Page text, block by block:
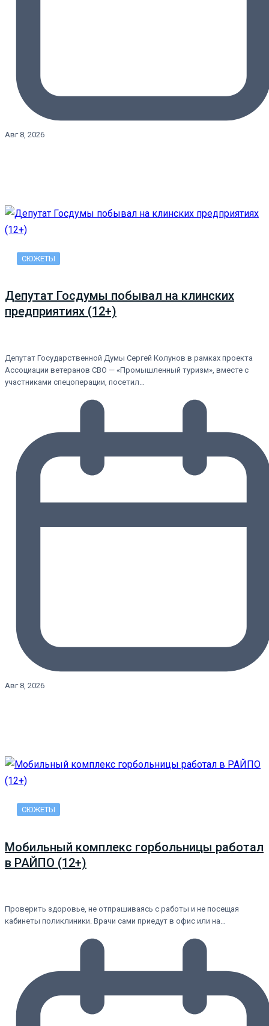
Авг 8, 2026
СЮЖЕТЫ
Депутат Госдумы побывал на клинских
предприятиях (12+)
Депутат Государственной Думы Сергей Колунов в рамках проекта
Ассоциации ветеранов СВО — «Промышленный туризм», вместе с
участниками спецоперации, посетил…
Авг 8, 2026
СЮЖЕТЫ
Мобильный комплекс горбольницы работал
в РАЙПО (12+)
Проверить здоровье, не отпрашиваясь с работы и не посещая
кабинеты поликлиники. Врачи сами приедут в офис или на…